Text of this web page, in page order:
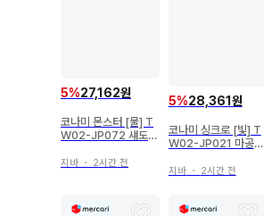
5%27,162원
코나미 몬스터 [물] T
W02-JP072 섀도우
패러렐UR
지바 ・ 2시간 전
5%28,361원
코나미 싱크로 [빛] T
W02-JP021 마공신
릿
지바・ 2시간 전